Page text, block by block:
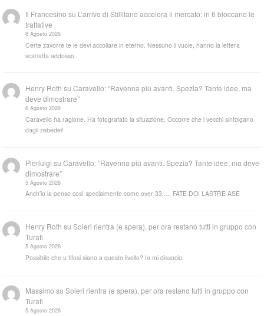
Il Francesino su L’arrivo di Stillitano accelera il mercato: in 6 bloccano le
trattative
8 Agosto 2026
Certe zavorre te le devi accollare in eterno. Nessuno li vuole, hanno la lettera
scarlatta addosso
Henry Roth suCaravello: “Ravenna più avanti. Spezia? Tante idee, ma
deve dimostrare”
6 Agosto 2026
Caravello ha ragione. Ha fotografato la situazione. Occorre che i vecchi sintolgano
dagli zebedei!
Pierluigi suCaravello: “Ravenna più avanti. Spezia? Tante idee, ma deve
dimostrare”
5 Agosto 2026
Anch'io la penso così specialmente come over 33..... FATE DOI LASTRE ASE
Henry Roth suSoleri rientra (e spera), per ora restano tutti in gruppo con
Turati
5 Agosto 2026
Possibile che u tifosi siano a questo livello? Io mi dissocio.
Massimo suSoleri rientra (e spera), per ora restano tutti in gruppo con
Turati
5 Agosto 2026